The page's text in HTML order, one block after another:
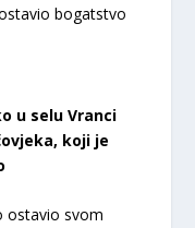
u selu Vranci
koji je
ostavio svom